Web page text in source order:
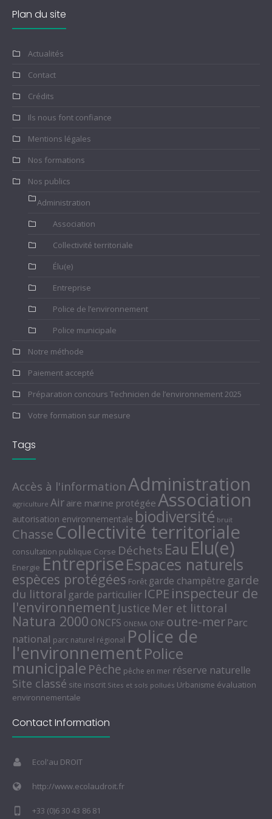
Plan du site
Actualités
Contact
Crédits
Ils nous font confiance
Mentions légales
Nos formations
Nos publics
Administration
Association
Collectivité territoriale
Élu(e)
Entreprise
Police de l’environnement
Police municipale
Notre méthode
Paiement accepté
Préparation concours Technicien de l’environnement 2025
Votre formation sur mesure
Tags
Accès à l'informationAdministration
agriculture Air aire marine protégée Association
autorisation environnementale biodiversité bruit
Chasse Collectivité territoriale
consultation publique Corse Déchets Eau Elu(e)
Energie EntrepriseEspaces naturels
espèces protégées Forêt garde champêtre garde
du littoral garde particulier ICPE inspecteur de
l'environnement Justice Mer et littoral
Natura 2000 ONCFS ONEMA ONF outre-mer Parc
national parc naturel régional Police de
l'environnementPolice
municipale Pêche pêche en mer réserve naturelle
Site classé site inscrit Sites et sols pollués Urbanisme évaluation
environnementale
Contact Information
Ecol'au DROIT
http://www.ecolaudroit.fr
+33 (0)6 30 43 86 81